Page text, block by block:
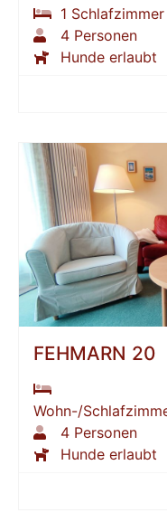
1 Schlafzimmer
4 Personen
Hunde erlaubt
FEHMARN 20
Wohn-/
4 Personen
Hunde erlaubt